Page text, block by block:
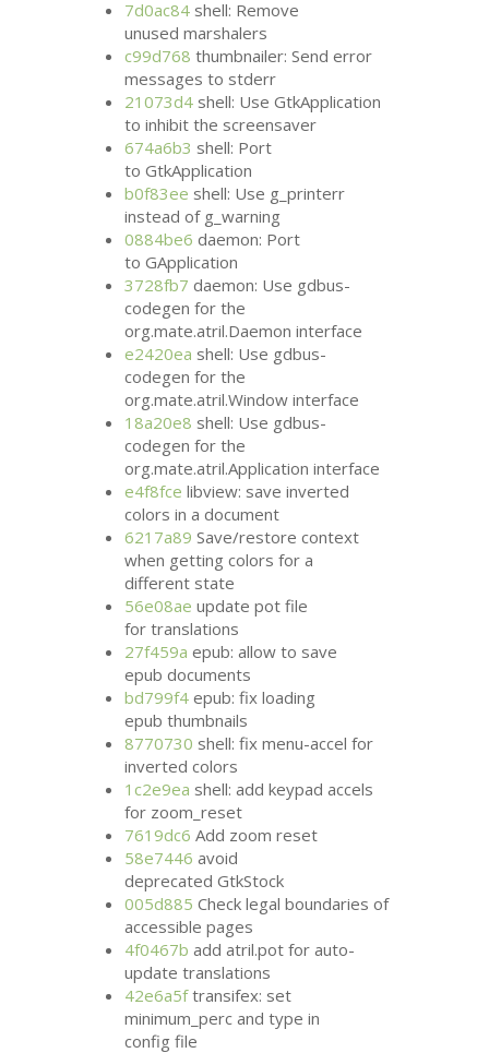
7d0ac84 shell: Remove
unused marshalers
c99d768 thumbnailer: Send error
messages to stderr
21073d4 shell: Use GtkApplication
to inhibit the screensaver
674a6b3 shell: Port
to GtkApplication
b0f83ee shell: Use g_printerr
instead of g_warning
0884be6 daemon: Port
to GApplication
3728fb7 daemon: Use gdbus-
codegen for the
org.mate.atril.Daemon interface
e2420ea shell: Use gdbus-
codegen for the
org.mate.atril.Window interface
18a20e8 shell: Use gdbus-
codegen for the
org.mate.atril.Application interface
e4f8fce libview: save inverted
colors in a document
6217a89 Save/restore context
when getting colors for a
different state
56e08ae update pot file
for translations
27f459a epub: allow to save
epub documents
bd799f4 epub: fix loading
epub thumbnails
8770730 shell: fix menu-accel for
inverted colors
1c2e9ea shell: add keypad accels
for zoom_reset
7619dc6 Add zoom reset
58e7446 avoid
deprecated GtkStock
005d885 Check legal boundaries of
accessible pages
4f0467b add atril.pot for auto-
update translations
42e6a5ftransifex: set
minimum_perc and type in
config file